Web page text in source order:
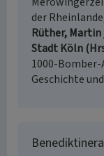
der
Rüther,
Stadt Köln
1000-
Geschichte